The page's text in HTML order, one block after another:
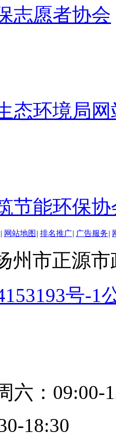
志愿者协会
态环境局网
节能环保协
| 网站地图 | 排名推广| 广告服务|
州市正源
号-1
六：09:00-
18:30